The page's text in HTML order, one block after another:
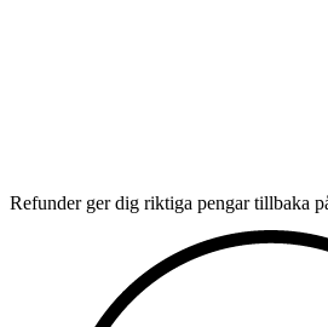
Refunder ger dig riktiga pengar tillbaka